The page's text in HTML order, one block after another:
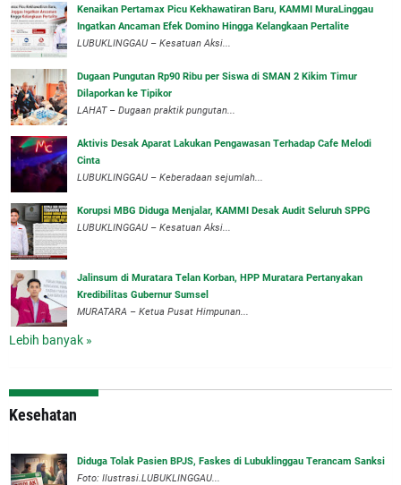
‎Kenaikan Pertamax Picu Kekhawatiran Baru, KAMMI MuraLinggau
Ingatkan Ancaman Efek Domino Hingga Kelangkaan Pertalite
‎LUBUKLINGGAU – Kesatuan Aksi...
Dugaan Pungutan Rp90 Ribu per Siswa di SMAN 2 Kikim Timur
Dilaporkan ke Tipikor
LAHAT – Dugaan praktik pungutan...
Aktivis Desak Aparat Lakukan Pengawasan Terhadap Cafe Melodi
Cinta
LUBUKLINGGAU – Keberadaan sejumlah...
Korupsi MBG Diduga Menjalar, KAMMI Desak Audit Seluruh SPPG
‎LUBUKLINGGAU – Kesatuan Aksi...
‎Jalinsum di Muratara Telan Korban, HPP Muratara Pertanyakan
Kredibilitas Gubernur Sumsel
MURATARA – Ketua Pusat Himpunan...
Lebih banyak »
Kesehatan
Diduga Tolak Pasien BPJS, Faskes di Lubuklinggau Terancam Sanksi
Foto: Ilustrasi.LUBUKLINGGAU...